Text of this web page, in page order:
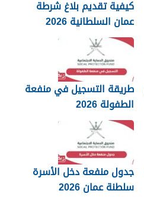
كيفية تقديم بلاغ شرطة
عمان السلطانية 2026
طريقة التسجيل في منفعة
الطفولة 2026
جدول منفعة دخل الأسرة
سلطنة عمان 2026